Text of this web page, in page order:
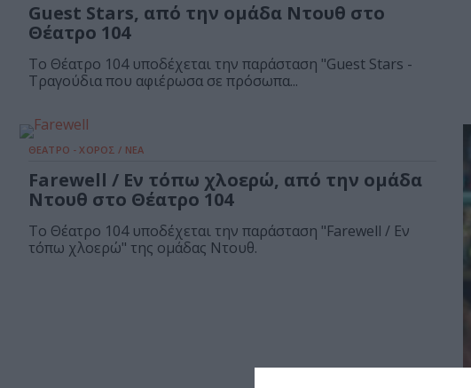
Guest Stars, από την ομάδα Ντουθ στο
Θέατρο 104
Το Θέατρο 104 υποδέχεται την παράσταση "Guest Stars -
Τραγούδια που αφιέρωσα σε πρόσωπα...
ΘΕΑΤΡΟ - ΧΟΡΟΣ / ΝΕΑ
Farewell / Εν τόπω χλοερώ, από την ομάδα
Ντουθ στο Θέατρο 104
Το Θέατρο 104 υποδέχεται την παράσταση "Farewell / Εν
τόπω χλοερώ" της ομάδας Ντουθ.